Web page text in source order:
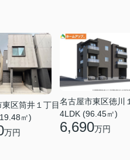
区筒井１丁目
㎡)
万円
名古屋市東区徳川
4LDK (96.45㎡)
6,690万円